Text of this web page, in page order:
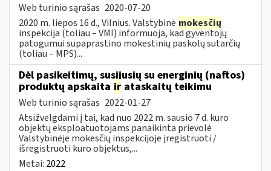
Web turinio sąrašas 2020-07-20
2020 m. liepos 16 d., Vilnius. Valstybinė mokesčių
inspekcija (toliau – VMI) informuoja, kad gyventojų
patogumui supaprastino mokestinių paskolų sutarčių
(toliau – MPS)...
Dėl pasikeitimų, susijusių su energinių (naftos)
produktų apskaita ir ataskaitų teikimu
Web turinio sąrašas 2022-01-27
Atsižvelgdami į tai, kad nuo 2022 m. sausio 7 d. kuro
objektų eksploatuotojams panaikinta prievolė
Valstybinėje mokesčių inspekcijoje įregistruoti /
išregistruoti kuro objektus,...
Metai: 2022